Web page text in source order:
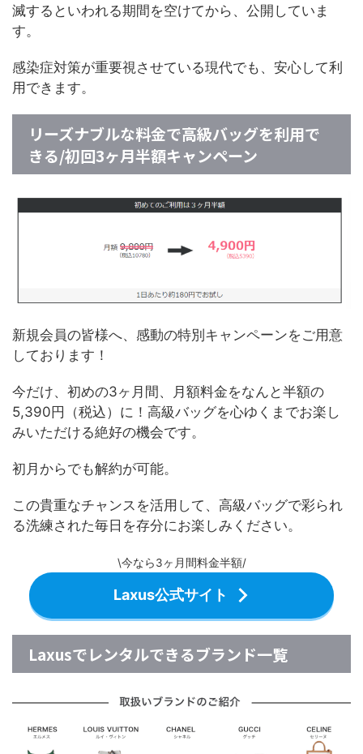
滅するといわれる期間を空けてから、公開していま
す。
感染症対策が重要視させている現代でも、安心して利
用できます。
リーズナブルな料金で高級バッグを利用で
きる/初回3ヶ月半額キャンペーン
新規会員の皆様へ、感動の特別キャンペーンをご用意
しております！
今だけ、初めの3ヶ月間、月額料金をなんと半額の
5,390円（税込）に！高級バッグを心ゆくまでお楽し
みいただける絶好の機会です。
初月からでも解約が可能。
この貴重なチャンスを活用して、高級バッグで彩られ
る洗練された毎日を存分にお楽しみください。
\今なら3ヶ月間料金半額/
Laxus公式サイト
Laxusでレンタルできるブランド一覧